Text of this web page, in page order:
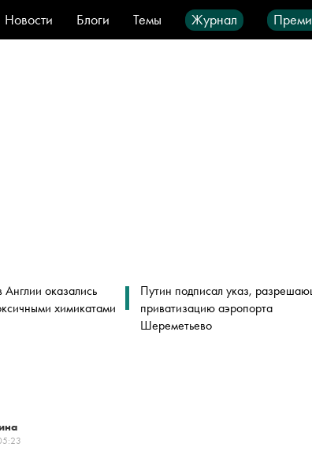
Новости Блоги Темы Журнал
Стиль
Видео Город IT-
оказались
химикатами
Путин подписал указ,
приватизацию аэропорта
Шереметьево